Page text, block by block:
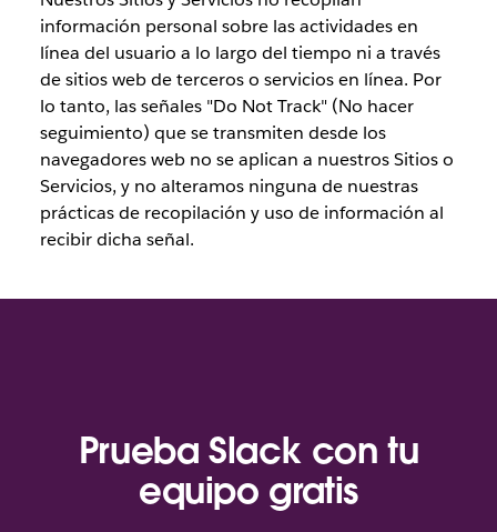
información personal sobre las actividades en
línea del usuario a lo largo del tiempo ni a través
de sitios web de terceros o servicios en línea. Por
lo tanto, las señales "Do Not Track" (No hacer
seguimiento) que se transmiten desde los
navegadores web no se aplican a nuestros Sitios o
Servicios, y no alteramos ninguna de nuestras
prácticas de recopilación y uso de información al
recibir dicha señal.
Prueba Slack con tu
equipo gratis